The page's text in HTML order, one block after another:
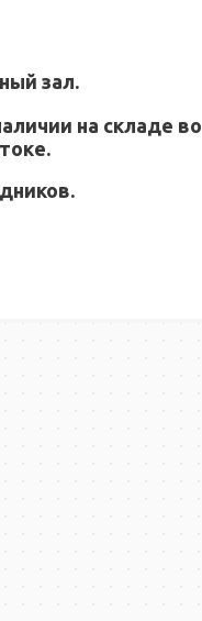
зал.
на складе во